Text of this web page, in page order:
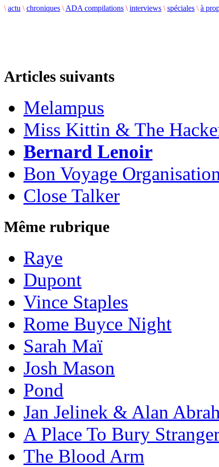
\ actu \ chroniques \ ADA compilations \ interviews \ spéciales \ à
Articles suivants
Melampus
Miss Kittin & The
Bernard Lenoir
Bon Voyage
Close Talker
Même rubrique
Raye
Dupont
Vince Staples
Rome Buyce Night
Sarah Maï
Josh Mason
Pond
Jan Jelinek & Alan
A Place To Bury
The Blood Arm